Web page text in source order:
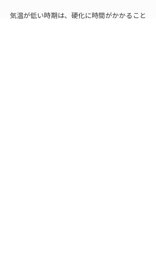
気温が低い時期は、硬化に時間がかかること